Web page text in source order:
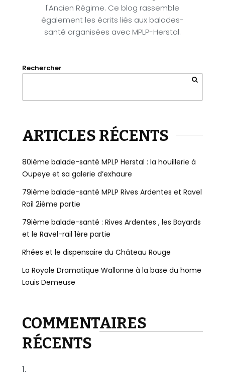
l'Ancien Régime. Ce blog rassemble
également les écrits liés aux balades-
santé organisées avec MPLP-Herstal.
Rechercher
ARTICLES RÉCENTS
80ième balade-santé MPLP Herstal : la houillerie à
Oupeye et sa galerie d’exhaure
79ième balade-santé MPLP Rives Ardentes et Ravel
Rail 2ième partie
79ième balade-santé : Rives Ardentes , les Bayards
et le Ravel-rail 1ère partie
Rhées et le dispensaire du Château Rouge
La Royale Dramatique Wallonne à la base du home
Louis Demeuse
COMMENTAIRES
RÉCENTS